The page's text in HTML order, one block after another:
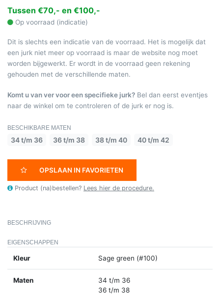
Tussen €70,- en €100,-
Op voorraad (indicatie)
Dit is slechts een indicatie van de voorraad. Het is mogelijk dat
een jurk niet meer op voorraad is maar de website nog moet
worden bijgewerkt. Er wordt in de voorraad geen rekening
gehouden met de verschillende maten.
Komt u van ver voor een specifieke jurk? Bel dan eerst eventjes
naar de winkel om te controleren of de jurk er nog is.
BESCHIKBARE MATEN
34 t/m 36 36 t/m 38 38 t/m 40 40 t/m 42
OPSLAAN IN FAVORIETEN
Product (na)bestellen? Lees hier de procedure.
BESCHRIJVING
EIGENSCHAPPEN
Kleur Sage green (#100)
Maten
34 t/m 36
36 t/m 38